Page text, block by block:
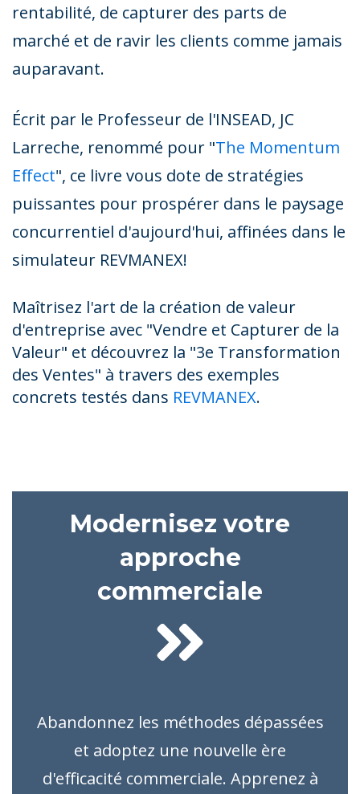
rentabilité, de capturer des parts de
marché et de ravir les clients comme jamais
auparavant.
Écrit par le Professeur de l'INSEAD, JC
Larreche, renommé pour "The Momentum
Effect", ce livre vous dote de stratégies
puissantes pour prospérer dans le paysage
concurrentiel d'aujourd'hui, affinées dans le
simulateur REVMANEX!
Maîtrisez l'art de la création de valeur
d'entreprise avec "Vendre et Capturer de la
Valeur" et découvrez la "3e Transformation
des Ventes" à travers des exemples
concrets testés dans REVMANEX.
Modernisez votre
approche
commerciale
Abandonnez les méthodes dépassées
et adoptez une nouvelle ère
d'efficacité commerciale. Apprenez à